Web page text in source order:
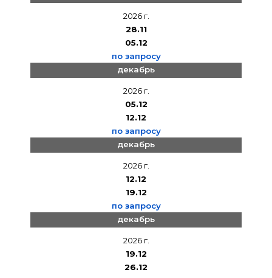
2026 г.
28.11
05.12
по запросу
декабрь
2026 г.
05.12
12.12
по запросу
декабрь
2026 г.
12.12
19.12
по запросу
декабрь
2026 г.
19.12
26.12